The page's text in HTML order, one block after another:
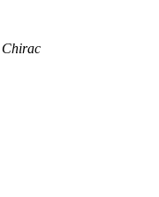
Chirac